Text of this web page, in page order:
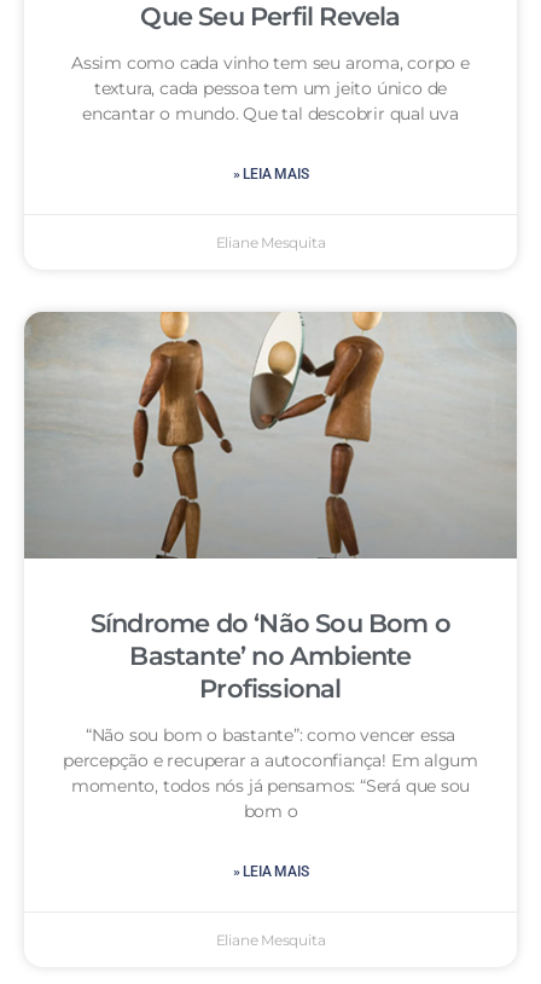
Que Seu Perfil Revela
Assim como cada vinho tem seu aroma, corpo e
textura, cada pessoa tem um jeito único de
encantar o mundo. Que tal descobrir qual uva
» LEIA MAIS
Eliane Mesquita
Síndrome do ‘Não Sou Bom o
Bastante’ no Ambiente
Profissional
“Não sou bom o bastante”: como vencer essa
percepção e recuperar a autoconfiança! Em algum
momento, todos nós já pensamos: “Será que sou
bom o
» LEIA MAIS
Eliane Mesquita